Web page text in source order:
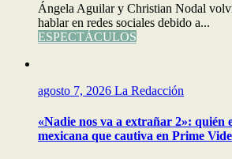
Ángela Aguilar y Christian Nodal
hablar en redes sociales debido a...
ESPECTÁCULOS
agosto 7, 2026 La Redacción
«Nadie nos va a extrañar 2»: quién
mexicana que cautiva en Prime